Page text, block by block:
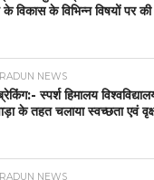
के विकास के विभिन्न विषयों पर की
NEWS
स्पर्श हिमालय
के तहत चलाया स्वच्छता एवं
NEWS